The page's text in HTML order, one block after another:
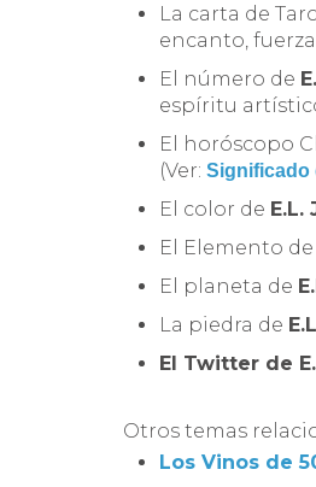
La carta de
encanto,
El número de
espíritu
El horóscopo
(Ver: Significado
El color de E.L.
El Elemento de
El planeta de
La piedra de
El Twitter de
Otros temas
Los Vinos de